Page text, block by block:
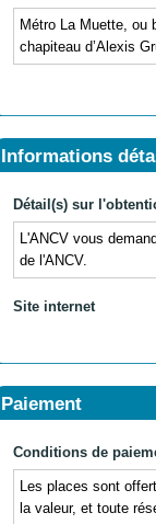
Métro La Muette, ou
chapiteau d’Alexis
Informations
Détail(s) sur
L'ANCV vous
de l'ANCV.
Site internet
Paiement
Conditions de
Les places sont
la valeur, et toute